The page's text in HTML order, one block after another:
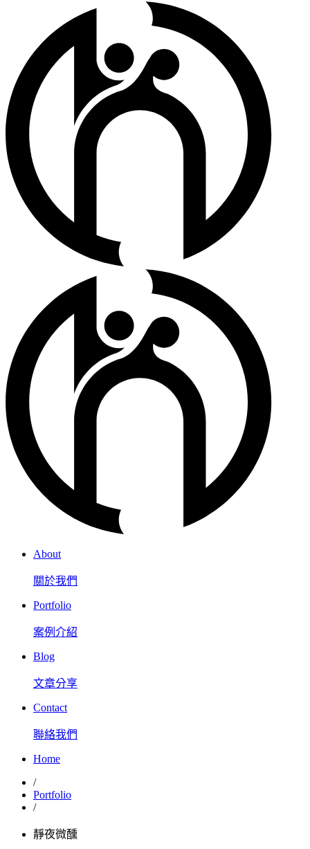
About
關於我們
Portfolio
案例介紹
Blog
文章分享
Contact
聯絡我們
Home
/
Portfolio
/
靜夜微醺